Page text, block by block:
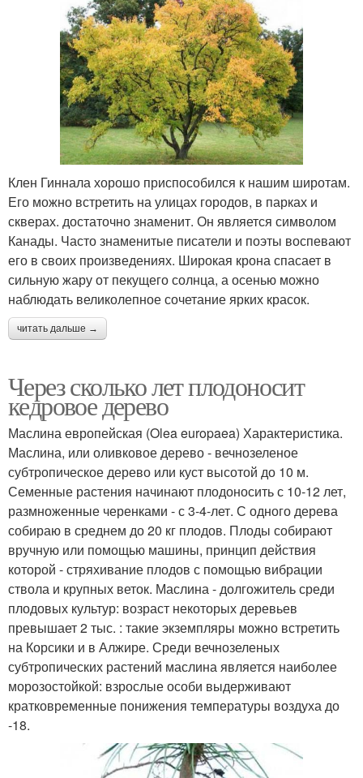
Клен Гиннала хорошо приспособился к нашим широтам.
Его можно встретить на улицах городов, в парках и
скверах. достаточно знаменит. Он является символом
Канады. Часто знаменитые писатели и поэты воспевают
его в своих произведениях. Широкая крона спасает в
сильную жару от пекущего солнца, а осенью можно
наблюдать великолепное сочетание ярких красок.
читать дальше →
Через сколько лет плодоносит
кедровое дерево
Маслина европейская (Olea europaea) Характеристика.
Маслина, или оливковое дерево - вечнозеленое
субтропическое дерево или куст высотой до 10 м.
Семенные растения начинают плодоносить с 10-12 лет,
размноженные черенками - с 3-4-лет. С одного дерева
собираю в среднем до 20 кг плодов. Плоды собирают
вручную или помощью машины, принцип действия
которой - стряхивание плодов с помощью вибрации
ствола и крупных веток. Маслина - долгожитель среди
плодовых культур: возраст некоторых деревьев
превышает 2 тыс. : такие экземпляры можно встретить
на Корсики и в Алжире. Среди вечнозеленых
субтропических растений маслина является наиболее
морозостойкой: взрослые особи выдерживают
кратковременные понижения температуры воздуха до
-18.